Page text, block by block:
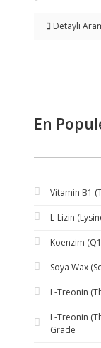
Detaylı
En
Vitamin B1
L-Lizin
Koenzim
Soya Wax
L-Treonin
L-Treonin
Grade